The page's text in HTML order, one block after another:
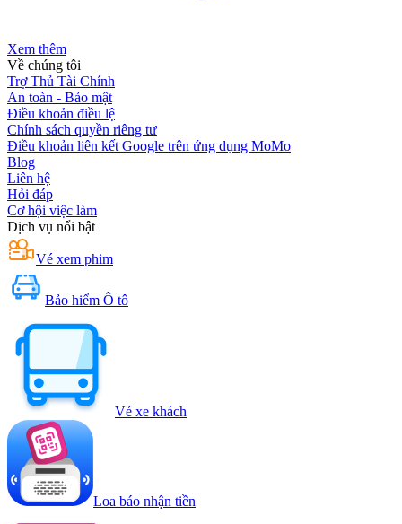
Xem thêm
Về chúng tôi
Trợ Thủ Tài Chính
An toàn - Bảo mật
Điều khoản điều lệ
Chính sách quyền riêng tư
Điều khoản liên kết Google trên ứng dụng MoMo
Blog
Liên hệ
Hỏi đáp
Cơ hội việc làm
Dịch vụ nổi bật
Vé xem phim
Bảo hiểm Ô tô
Vé xe khách
Loa báo nhận tiền